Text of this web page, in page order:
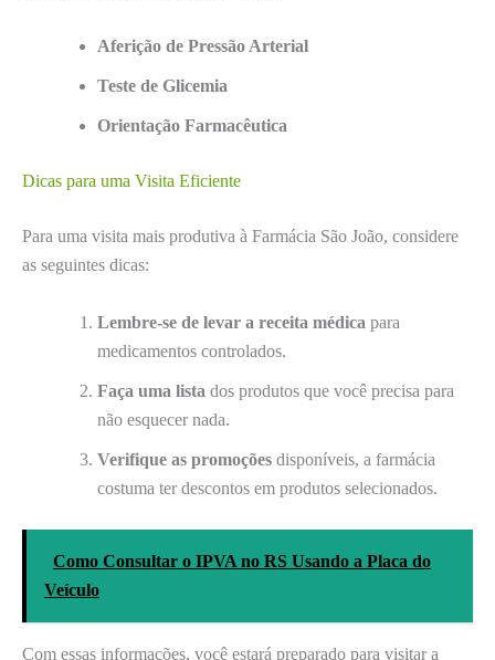
Aferição de Pressão Arterial
Teste de Glicemia
Orientação Farmacêutica
Dicas para uma Visita Eficiente
Para uma visita mais produtiva à Farmácia São João, considere
as seguintes dicas:
Lembre-se de levar a receita médica para
medicamentos controlados.
Faça uma lista dos produtos que você precisa para
não esquecer nada.
Verifique as promoções disponíveis, a farmácia
costuma ter descontos em produtos selecionados.
Como Consultar o IPVA no RS Usando a Placa do
Veículo
Com essas informações, você estará preparado para visitar a